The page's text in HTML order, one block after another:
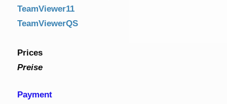
TeamViewer11
TeamViewerQS
Prices
Preise
Payment